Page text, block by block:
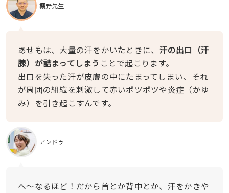
棚野先生
あせもは、大量の汗をかいたときに、 汗の出口（汗
腺）が詰まってしまう ことで起こります。
出口を失った汗が皮膚の中にたまってしまい、それ
が周囲の組織を刺激して赤いポツポツや炎症（かゆ
み）を引き起こすんです。
アンドゥ
へ〜なるほど！だから首とか背中とか、汗をかきや